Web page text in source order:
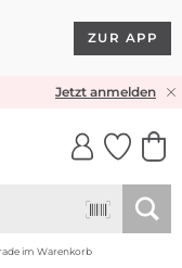
ZUR APP
Jetzt anmelden
im Warenkorb